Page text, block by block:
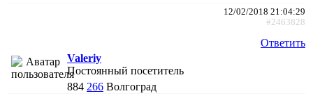
12/02/2018 21:04:29
#2463828
Ответить
Valeriy
Постоянный посетитель
884 266 Волгоград